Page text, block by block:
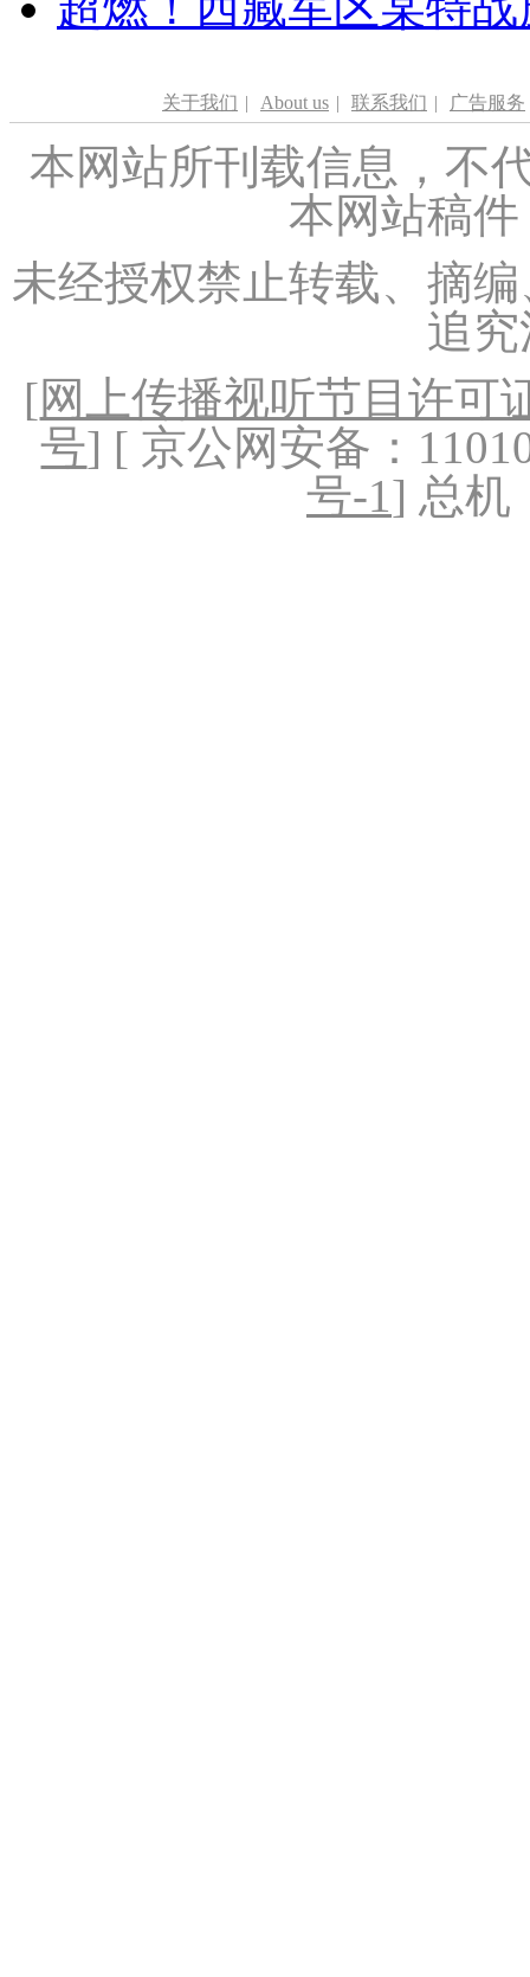
关于我们 | About us | 联系我们 | 广告服务
本网站所刊载信息，不
本网站稿
未经授权禁止转载、摘
追
[网上传播视听节目许可
号] [ 京公网安备：
号-1] 总机